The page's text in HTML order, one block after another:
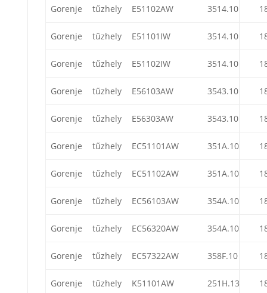
Gorenje tűzhely E51102AW 3514.10
Gorenje tűzhely E51101IW 3514.10
Gorenje tűzhely E51102IW 3514.10
Gorenje tűzhely E56103AW 3543.10
Gorenje tűzhely E56303AW 3543.10
Gorenje tűzhely EC51101AW 351A.10
Gorenje tűzhely EC51102AW 351A.10
Gorenje tűzhely EC56103AW 354A.10
Gorenje tűzhely EC56320AW 354A.10
Gorenje tűzhely EC57322AW 358F.10
Gorenje tűzhely K51101AW 251H.13